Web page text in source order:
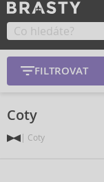
FILTROVAT
Coty
Coty